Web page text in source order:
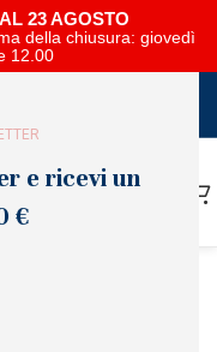
e ricevi un
€
23 AGOSTO
della chiusura: giovedì
12.00